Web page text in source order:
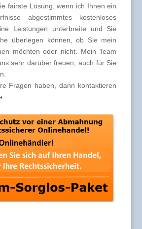
fairste Lösung, wenn ich Ihnen ein
abgestimmtes kostenloses
Leistungen unterbreite und Sie
überlegen können, ob Sie mein
möchten oder nicht. Mein Team
sehr darüber freuen, auch für Sie
Fragen haben, dann kontaktieren